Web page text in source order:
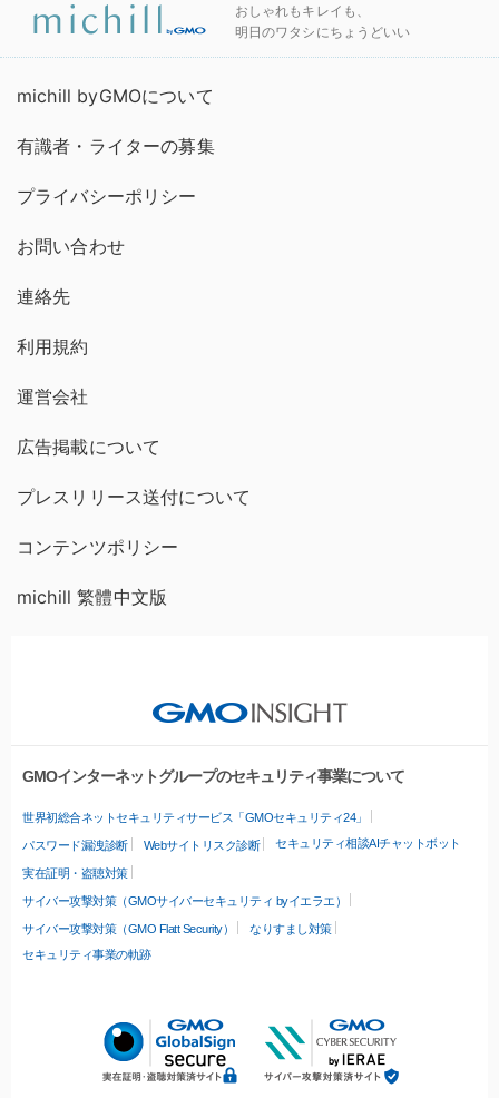
おしゃれもキレイも、
明日のワタシにちょうどいい
michill byGMOについて
有識者・ライターの募集
プライバシーポリシー
お問い合わせ
連絡先
利用規約
運営会社
広告掲載について
プレスリリース送付について
コンテンツポリシー
michill 繁體中文版
GMOインターネットグループのセキュリティ事業について
世界初総合ネットセキュリティサービス「GMOセキュリティ24」
パスワード漏洩診断 Webサイトリスク診断 セキュリティ相談AIチャットボット
実在証明・盗聴対策
サイバー攻撃対策（GMOサイバーセキュリティ byイエラエ）
サイバー攻撃対策（GMO Flatt Security）
なりすまし対策
セキュリティ事業の軌跡